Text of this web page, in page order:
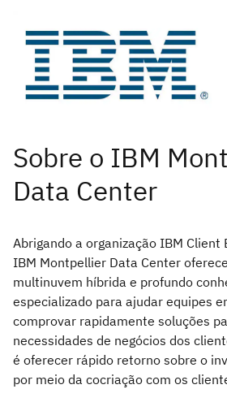
Abrigando a organização IBM Client
IBM Montpellier Data Center
multinuvem híbrida e profundo
especializado para ajudar equipes
comprovar rapidamente soluções
necessidades de negócios dos
é oferecer rápido retorno sobre o
por meio da cocriação com os